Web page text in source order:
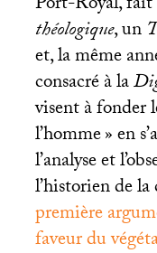
théologique, un
et, la même
consacré à la
visent à fonder
l’homme» en
l’analyse et
l’historien de
première
faveur du